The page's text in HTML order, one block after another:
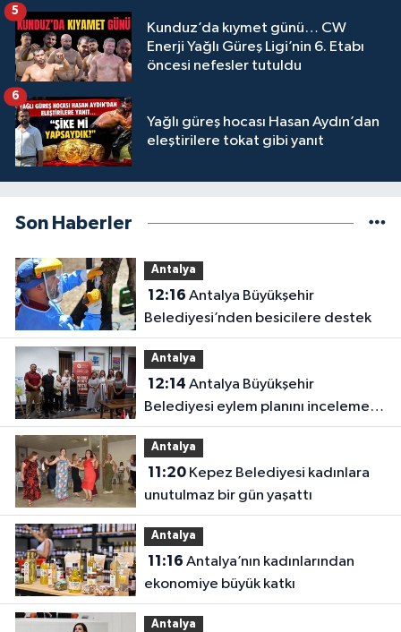
Kunduz’da kıymet günü… CW
Enerji Yağlı Güreş Ligi’nin 6. Etabı
öncesi nefesler tutuldu
5
Yağlı güreş hocası Hasan Aydın’dan
eleştirilere tokat gibi yanıt
6
Son Haberler
Antalya
12:16
Belediyesi’nden besicilere destek
Antalya
12:14
Belediyesi eylem planını inceleme
altına aldı
Antalya
11:20Kepez Belediyesi kadınlara
unutulmaz bir gün yaşattı
Antalya
11:16
ekonomiye büyük katkı
Antalya